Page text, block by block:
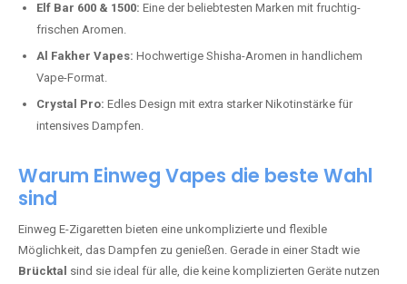
Elf Bar 600 & 1500: Eine der beliebtesten Marken mit fruchtig-
frischen Aromen.
Al Fakher Vapes: Hochwertige Shisha-Aromen in handlichem
Vape-Format.
Crystal Pro: Edles Design mit extra starker Nikotinstärke für
intensives Dampfen.
Warum Einweg Vapes die beste Wahl
sind
Einweg E-Zigaretten bieten eine unkomplizierte und flexible
Möglichkeit, das Dampfen zu genießen. Gerade in einer Stadt wie
Brücktal sind sie ideal für alle, die keine komplizierten Geräte nutzen